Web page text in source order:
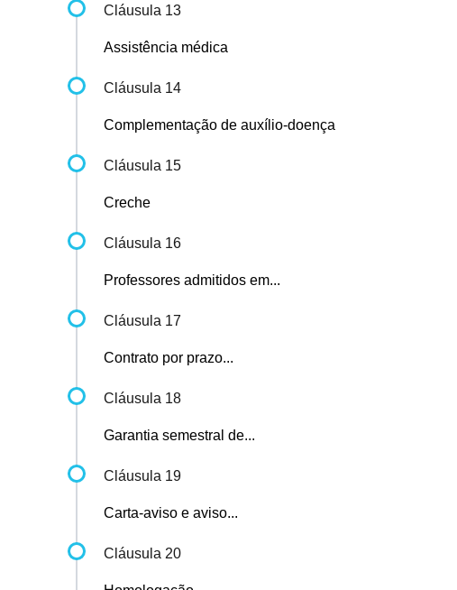
Cláusula 13
Assistência médica
Cláusula 14
Complementação de auxílio-doença
Cláusula 15
Creche
Cláusula 16
Professores admitidos em...
Cláusula 17
Contrato por prazo...
Cláusula 18
Garantia semestral de...
Cláusula 19
Carta-aviso e aviso...
Cláusula 20